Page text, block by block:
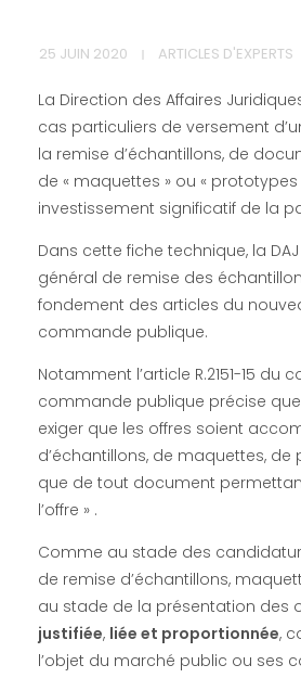
R
e
m
i
s
e
d
’
é
c
h
25 JUIN 2020 ARTICLES D'EXPERTS
La Direction des Affaires
cas particuliers de versement
la remise d’échantillons, de
de « maquettes » ou «
investissement significatif de la
Dans cette fiche technique, la
général de remise des
fondement des articles du
commande publique.
Notamment l’article R.2151-15 du
commande publique précise que
exiger que les offres soient
d’échantillons, de maquettes, de
que de tout document
l’offre » .
Comme au stade des
de remise d’échantillons,
au stade de la présentation des
justifiée, liée et proportionnée,
l’objet du marché public ou ses